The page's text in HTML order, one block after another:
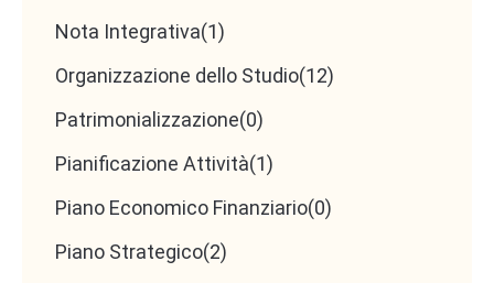
Nota Integrativa(1)
Organizzazione dello Studio(12)
Patrimonializzazione(0)
Pianificazione Attività(1)
Piano Economico Finanziario(0)
Piano Strategico(2)